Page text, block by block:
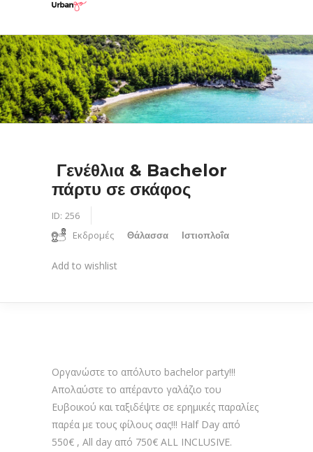
Γενέθλια & Bachelor
πάρτυ σε σκάφος
ID: 256
Εκδρομές
Θάλασσα Ιστιοπλοΐα
Add to wishlist
Οργανώστε το απόλυτο bachelor party!!!
Απολαύστε το απέραντο γαλάζιο του
Ευβοικού και ταξιδέψτε σε ερημικές παραλίες
παρέα με τους φίλους σας!!! Half Day από
550€ , All day από 750€ ALL INCLUSIVE.